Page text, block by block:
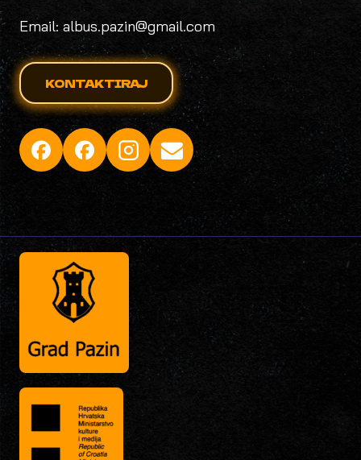
Email: albus.pazin@gmail.com
KONTAKTIRAJ